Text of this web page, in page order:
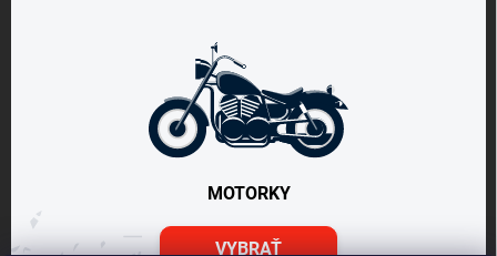
MOTORKY
VYBRAŤ